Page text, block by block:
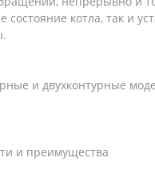
состояние котла, так и
и двухконтурные
и преимущества